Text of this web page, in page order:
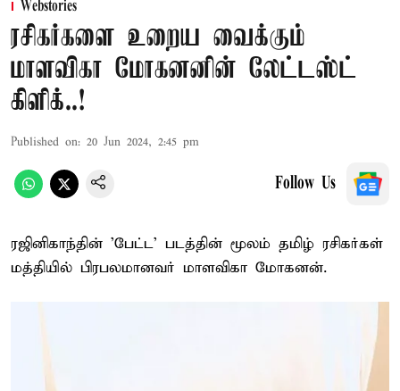
Webstories
ரசிகர்களை உறைய வைக்கும்
மாளவிகா மோகனனின் லேட்டஸ்ட்
கிளிக்..!
Published on: 20 Jun 2024, 2:45 pm
Follow Us
ரஜினிகாந்தின் 'பேட்ட' படத்தின் மூலம் தமிழ் ரசிகர்கள்
மத்தியில் பிரபலமானவர் மாளவிகா மோகனன்.